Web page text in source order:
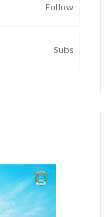
Follow
Subs